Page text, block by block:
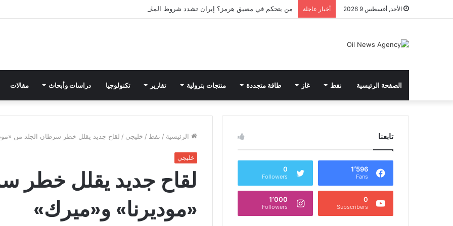
الأحد, أغسطس 9 2026 أخبار عاجلة من يتحكم في مضيق هرمز؟ إيران تشدد شروط الملاحة وترامب يضغط
الصفحة الرئيسية نفط غاز طاقة متجددة منتجات بترولية تقارير تكنولوجيا دراسات وأبحاث مقالات
الرئيسية / نفط / خليجي / لقاح جديد يقلل خطر سرطان الجلد من
خليجي
لقاح جديد يقلل خطر
«موديرنا» و«ميرك»
تابعنا
1٬596
Fans
0
Followers
0
Subscribers
1٬000
Followers